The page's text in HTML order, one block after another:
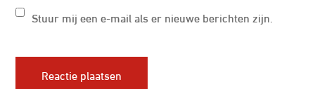
Stuur mij een e-mail als er nieuwe berichten zijn.